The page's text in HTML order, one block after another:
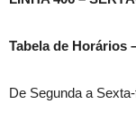
Tabela de Horários
De Segunda a